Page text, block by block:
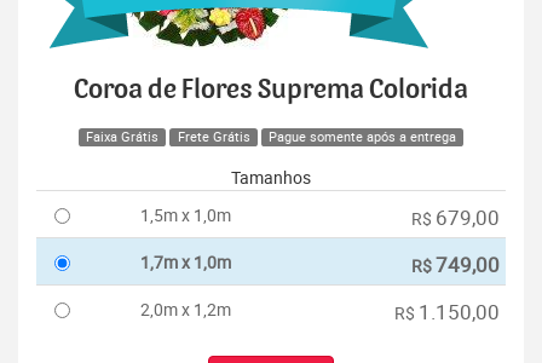
Coroa de Flores Suprema Colorida
Faixa Grátis Frete Grátis Pague somente após a entrega
Tamanhos
1,5m x 1,0m
R$ 679,00
1,7m x 1,0m R$749,00
2,0m x 1,2m R$ 1.150,00